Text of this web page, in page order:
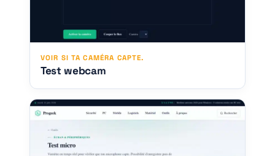
VOIR SI TA CAMÉRA CAPTE.
Test webcam